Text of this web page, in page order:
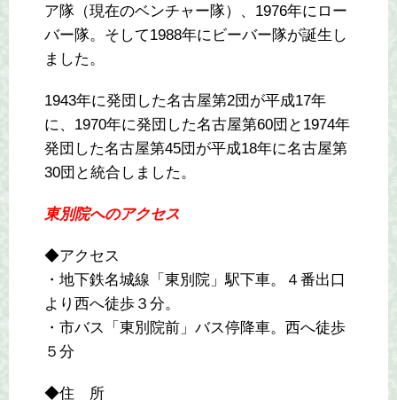
ア隊（現在のベンチャー隊）、1976年にロー
バー隊。そして1988年にビーバー隊が誕生し
ました。
1943年に発団した名古屋第2団が平成17年
に、1970年に発団した名古屋第60団と1974年
発団した名古屋第45団が平成18年に名古屋第
30団と統合しました。
東別院へのアクセス
◆アクセス
・地下鉄名城線「東別院」駅下車。４番出口
より西へ徒歩３分。
・市バス「東別院前」バス停降車。西へ徒歩
５分
◆住 所